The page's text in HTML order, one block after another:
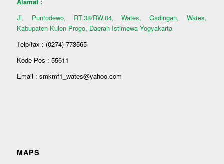
Jl. Puntodewo, RT.38/RW.04, Wates, Gadingan, Wates,
Kabupaten Kulon Progo, Daerah Istimewa Yogyakarta
Telp/fax : (0274) 773565
Kode Pos : 55611
Email : smkmf1_wates@yahoo.com
MAPS